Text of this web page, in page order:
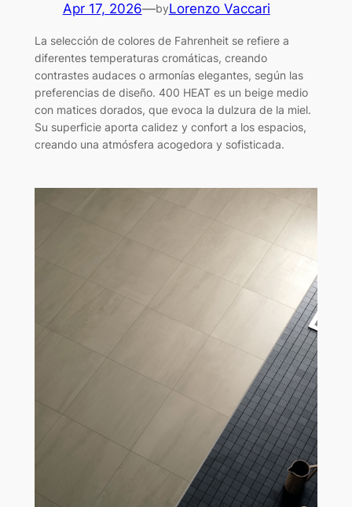
Apr 17, 2026—byLorenzo Vaccari
La selección de colores de Fahrenheit se refiere a
diferentes temperaturas cromáticas, creando
contrastes audaces o armonías elegantes, según las
preferencias de diseño. 400 HEAT es un beige medio
con matices dorados, que evoca la dulzura de la miel.
Su superficie aporta calidez y confort a los espacios,
creando una atmósfera acogedora y sofisticada.